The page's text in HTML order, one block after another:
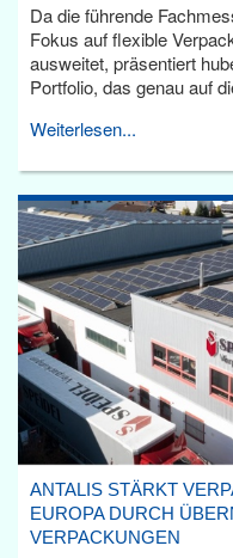
Da die führende
Fokus auf flexible
ausweitet, präsentiert
Portfolio, das genau auf
Weiterlesen...
ANTALIS STÄRKT
EUROPA DURCH
VERPACKUNGEN